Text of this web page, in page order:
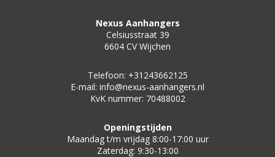
Nexus Aanhangers
Celsiusstraat 39
6604 CV Wijchen
Telefoon: +31243662125
E-mail: info@nexus-aanhangers.nl
KvK nummer: 70488002
Openingstijden
Maandag t/m vrijdag 8:00-17:00 uur
Zaterdag: 9:30-13:00